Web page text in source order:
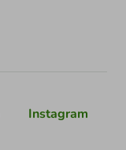
Instagram